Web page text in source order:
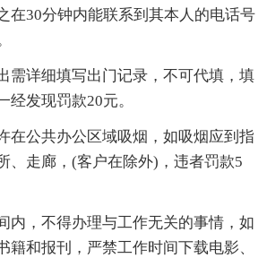
在30分钟内能联系到其本人的电话号
需详细填写出门记录，不可代填，填
经发现罚款20元。
在公共办公区域吸烟，如吸烟应到指
、走廊，(客户在除外)，违者罚款5
内，不得办理与工作无关的事情，如
籍和报刊，严禁工作时间下载电影、